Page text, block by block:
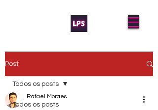
Post
Todos os posts
Todos os posts
Rafael Moraes